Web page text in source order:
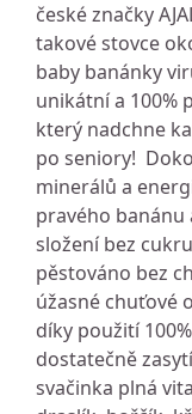
české značky
takové stovce
baby banánky
unikátní a 100%
který nadchne
po seniory!
minerálů a
pravého banánu
složení bez
pěstováno bez
úžasné chuťové
díky použití
dostatečně
svačinka plná